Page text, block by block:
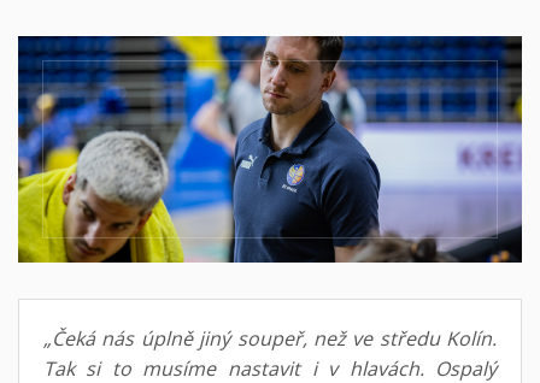
„Čeká nás úplně jiný soupeř, než ve středu Kolín.
Tak si to musíme nastavit i v hlavách. Ospalý